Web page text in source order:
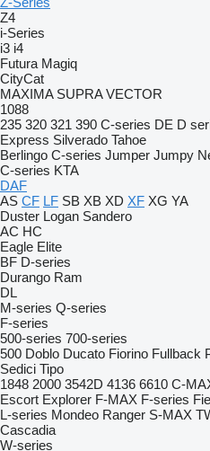
Z4
i-Series
i3 i4
Futura Magiq
CityCat
MAXIMA SUPRA VECTOR
1088
235 320 321 390 C-series DE D
Express Silverado Tahoe
Berlingo C-series Jumper Jumpy
C-series KTA
DAF
AS CF LF SB XB XD XF XG YA
Duster Logan Sandero
AC HC
Eagle Elite
BF D-series
Durango Ram
DL
M-series Q-series
F-series
500-series 700-series
500 Doblo Ducato Fiorino Fullback
Sedici Tipo
1848 2000 3542D 4136 6610 C-
Escort Explorer F-MAX F-series
L-series Mondeo Ranger S-MAX
Cascadia
W-series